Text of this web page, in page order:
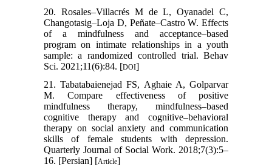
20. Rosales–Villacrés M de L, Oyanadel C,
Changotasig–Loja D, Peñate–Castro W. Effects
of a mindfulness and acceptance–based
program on intimate relationships in a youth
sample: a randomized controlled trial. Behav
Sci. 2021;11(6):84. [DOI]
21. Tabatabaienejad FS, Aghaie A, Golparvar
M. Compare effectiveness of positive
mindfulness therapy, mindfulness–based
cognitive therapy and cognitive–behavioral
therapy on social anxiety and communication
skills of female students with depression.
Quarterly Journal of Social Work. 2018;7(3):5–
16. [Persian] [Article]